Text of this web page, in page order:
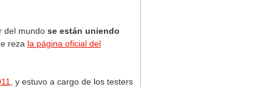
del mundo se están uniendo
reza la página oficial del
, y estuvo a cargo de los testers